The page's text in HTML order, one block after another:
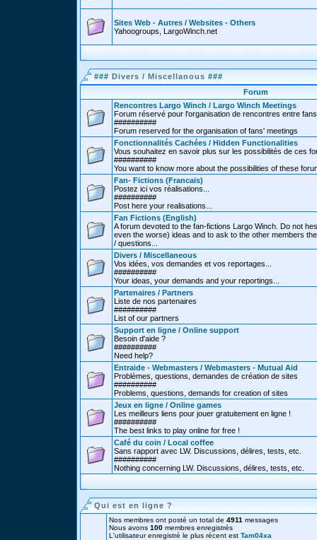
Sites Web - Autres / Websites - Others
Yahoogroups, LargoWinch.net
### Divers / Miscellanous ###
Forum
Rencontres Largo Winch / Largo Winch Meetings
Forum réservé pour l'organisation de rencontres entre fans
##########
Forum reserved for the organisation of fans' meetings
Fonctionnalités Cachées / Hidden Functionalities
Vous souhaitez en savoir plus sur les possibilités de ces
##########
You want to know more about the possibilities of these
Fan- Fictions (Francais)
Postez ici vos réalisations...
##########
Post here your realisations...
Fan Fictions (English)
A forum devoted to the fan-fictions Largo Winch. Do not
even the worse) ideas and to ask to the other members
/ questions...
Divers / Miscellaneous
Vos idées, vos demandes et vos reportages...
##########
Your ideas, your demands and your reportings...
Partenaires / Partners
Liste de nos partenaires
##########
List of our partners
Support en ligne / Online support
Besoin d'aide ?
##########
Need help?
Entraide - Webmasters / Webmasters - Mutual Aid
Problèmes, questions, demandes de création de sites
##########
Problems, questions, demands for creation of sites
Jeux en ligne / Online games
Les meilleurs liens pour jouer gratuitement en ligne !
##########
The best links to play online for free !
Café du coin / Local coffee
Sans rapport avec LW. Discussions, délires, tests, etc.
##########
Nothing concerning LW. Discussions, délires, tests, etc.
Qui est en ligne ?
Nos membres ont posté un total de 4911 messages
Nous avons 100 membres enregistrés
L'utilisateur enregistré le plus récent est Tam04xa